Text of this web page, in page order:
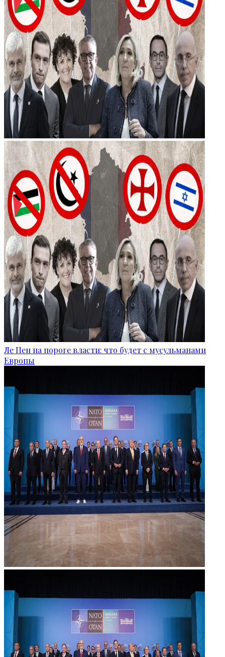
Ле Пен на пороге власти: что будет с мусульманами
Европы